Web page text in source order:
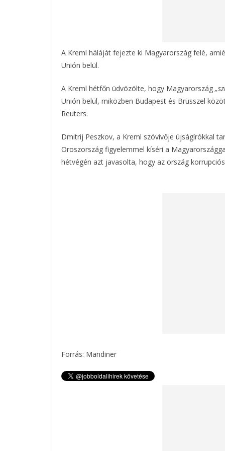
A Kreml háláját fejezte ki Magyarország felé,
Unión belül.
A Kreml hétfőn üdvözölte, hogy Magyarország
Unión belül, miközben Budapest és Brüsszel
Reuters.
Dmitrij Peszkov, a Kreml szóvivője újságírókkal
Oroszország figyelemmel kíséri a
hétvégén azt javasolta, hogy az ország
Forrás: Mandiner